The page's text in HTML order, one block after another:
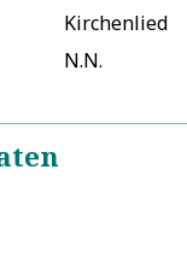
Kirchenlied
N.N.